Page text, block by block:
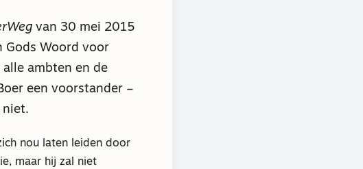
van 30 mei 2015
Gods Woord voor
alle ambten en de
een voorstander –
niet.
nou laten leiden door
maar hij zal niet